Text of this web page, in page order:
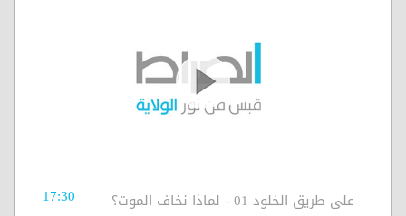
على طريق الخلود 01 - لماذا نخاف الموت؟ 17:30